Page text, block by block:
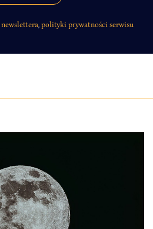
newslettera polityki prywatności serwisu